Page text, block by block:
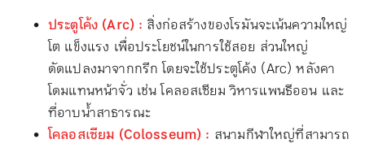
ประตูโค้ง (Arc) : สิ่งก่อสร้างของโรมันจะเน้นความใหญ่
โต แข็งแรง เพื่อประโยชน์ในการใช้สอย ส่วนใหญ่
ดัดแปลงมาจากกรีก โดยจะใช้ประตูโค้ง (Arc) หลังคา
โดมแทนหน้าจั่ว เช่น โคลอสเซียม วิหารแพนธีออน และ
ที่อาบน้ำสาธารณะ
โคลอสเซียม (Colosseum) : สนามกีฬาใหญ่ที่สามารถ